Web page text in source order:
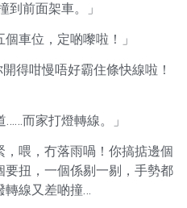
到前面架車。」
車位，定啲嚟啦！」
得咁慢唔好霸住條快線啦！
而家打燈轉線。」
喂，冇落雨喎！你搞掂邊個
扭，一個係剔一剔，手勢都
轉線又差啲撞…